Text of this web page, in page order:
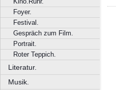
Foyer.
Festival.
Gespräch zum Film.
Portrait.
Roter Teppich.
Literatur.
Musik.